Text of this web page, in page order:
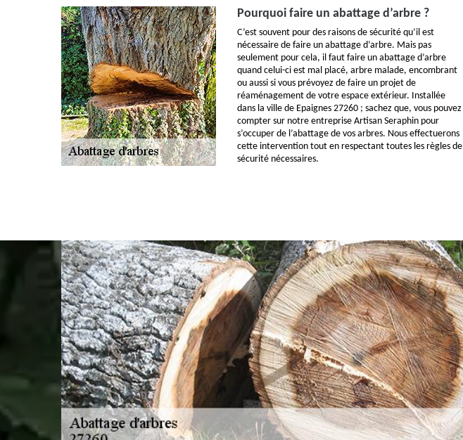
Pourquoi faire un abattage d’arbre ?
C’est souvent pour des raisons de sécurité qu’il est
nécessaire de faire un abattage d’arbre. Mais pas
seulement pour cela, il faut faire un abattage d’arbre
quand celui-ci est mal placé, arbre malade, encombrant
ou aussi si vous prévoyez de faire un projet de
réaménagement de votre espace extérieur. Installée
dans la ville de Epaignes 27260 ; sachez que, vous pouvez
compter sur notre entreprise Artisan Seraphin pour
s’occuper de l’abattage de vos arbres. Nous effectuerons
cette intervention tout en respectant toutes les règles de
sécurité nécessaires.